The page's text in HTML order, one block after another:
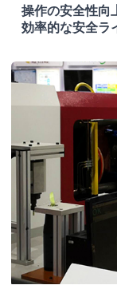
操作の安全性向
効率的な安全ラ